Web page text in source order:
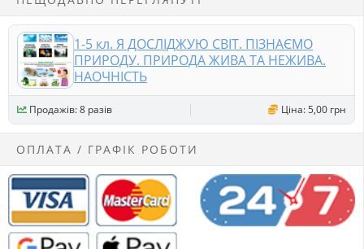
1-5 кл. Я ДОСЛІДЖУЮ СВІТ. ПІЗНАЄМО
ПРИРОДУ. ПРИРОДА ЖИВА ТА НЕЖИВА.
НАОЧНІСТЬ
Продажів: 8 разів Ціна: 5,00 грн
ОПЛАТА / ГРАФІК РОБОТИ